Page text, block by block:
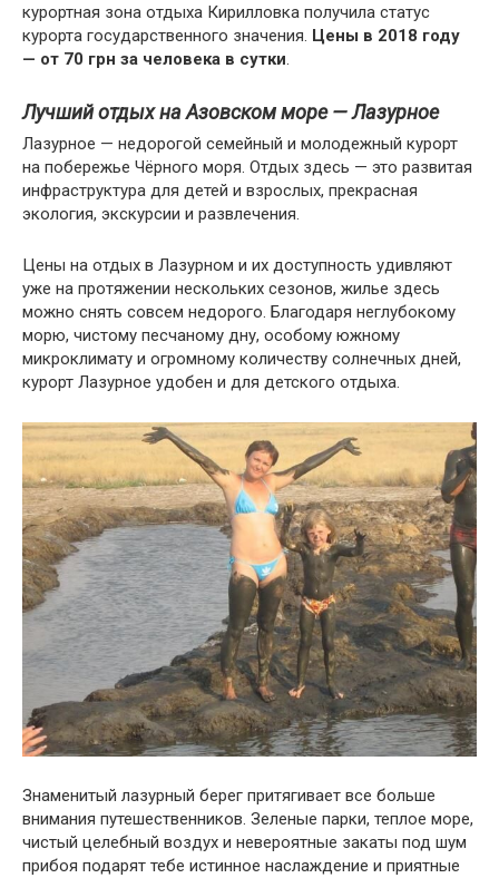
курортная зона отдыха Кирилловка получила статус
курорта государственного значения. Цены в 2018 году
— от 70 грн за человека в сутки.
Лучший отдых на Азовском море — Лазурное
Лазурное — недорогой семейный и молодежный курорт
на побережье Чёрного моря. Отдых здесь — это развитая
инфраструктура для детей и взрослых, прекрасная
экология, экскурсии и развлечения.
Цены на отдых в Лазурном и их доступность удивляют
уже на протяжении нескольких сезонов, жилье здесь
можно снять совсем недорого. Благодаря неглубокому
морю, чистому песчаному дну, особому южному
микроклимату и огромному количеству солнечных дней,
курорт Лазурное удобен и для детского отдыха.
Знаменитый лазурный берег притягивает все больше
внимания путешественников. Зеленые парки, теплое море,
чистый целебный воздух и невероятные закаты под шум
прибоя подарят тебе истинное наслаждение и приятные